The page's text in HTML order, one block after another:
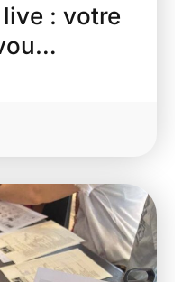
: votre